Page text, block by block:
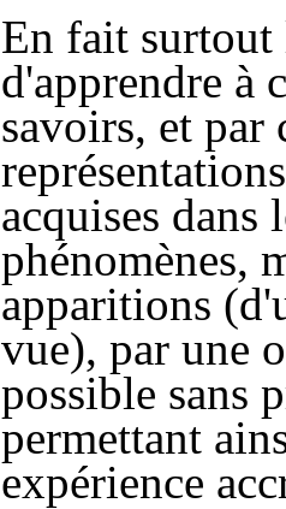
En fait
d'apprendre à
savoirs, et par
acquises dans
phénomènes,
apparitions
vue), par une
possible sans
permettant
expérience